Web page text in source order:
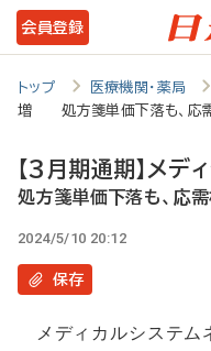
メ
イ
テ
ツ
に
会員登録
トップ 医療機関・薬局
増 処方箋単価下落も、応
【3月期通期】メデ
処方箋単価下落も、応
2024/5/10 20:12
保存
メディカルシステム